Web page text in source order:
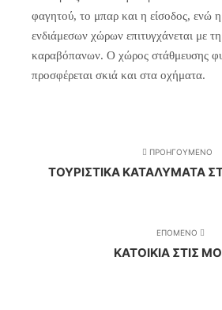
φαγητού, το μπαρ και η είσοδος, ενώ
ενδιάμεσων χώρων επιτυγχάνεται με
καραβόπανων. Ο χώρος στάθμευσης
προσφέρεται σκιά και στα οχήματα.
ΠΡΟΗΓΟΥΜΕΝΟ
ΤΟΥΡΙΣΤΙΚΑ ΚΑΤΑΛΥΜΑΤΑ
ΕΠΟΜΕΝΟ
ΚΑΤΟΙΚΙΑ ΣΤΙΣ